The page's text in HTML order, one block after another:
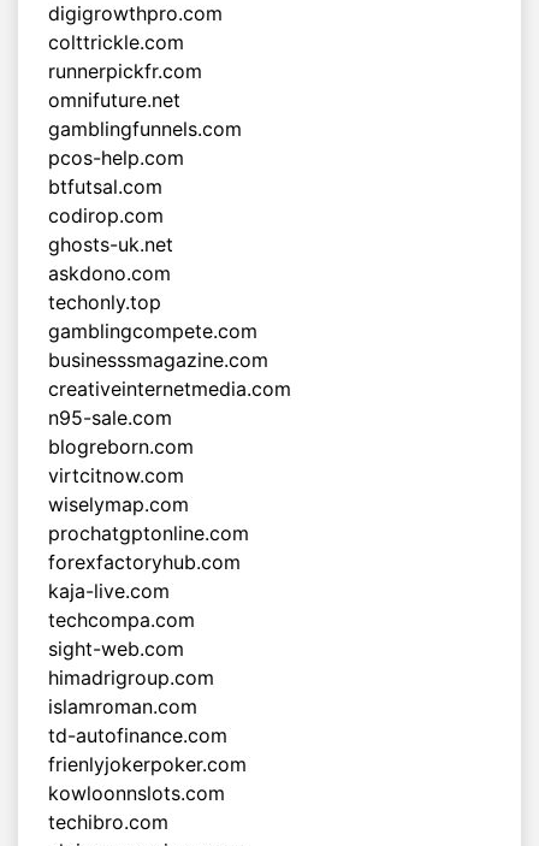
digigrowthpro.com
colttrickle.com
runnerpickfr.com
omnifuture.net
gamblingfunnels.com
pcos-help.com
btfutsal.com
codirop.com
ghosts-uk.net
askdono.com
techonly.top
gamblingcompete.com
businesssmagazine.com
creativeinternetmedia.com
n95-sale.com
blogreborn.com
virtcitnow.com
wiselymap.com
prochatgptonline.com
forexfactoryhub.com
kaja-live.com
techcompa.com
sight-web.com
himadrigroup.com
islamroman.com
td-autofinance.com
frienlyjokerpoker.com
kowloonnslots.com
techibro.com